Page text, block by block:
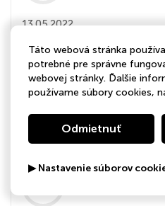
13.05.2022
Nahá reportáž z
Na Kanárských ostrovech
místní vládou oficiálně
tam žije a co (ne)uvidíte,
O tom je dnešní Slyšíme se.
Táto webová stránka
potrebné pre správne
webovej stránky. Ďalšie
používame súbory cookies,
Odmietnuť
▶ Nastavenie súborov